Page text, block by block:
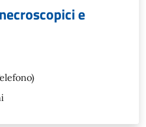
e